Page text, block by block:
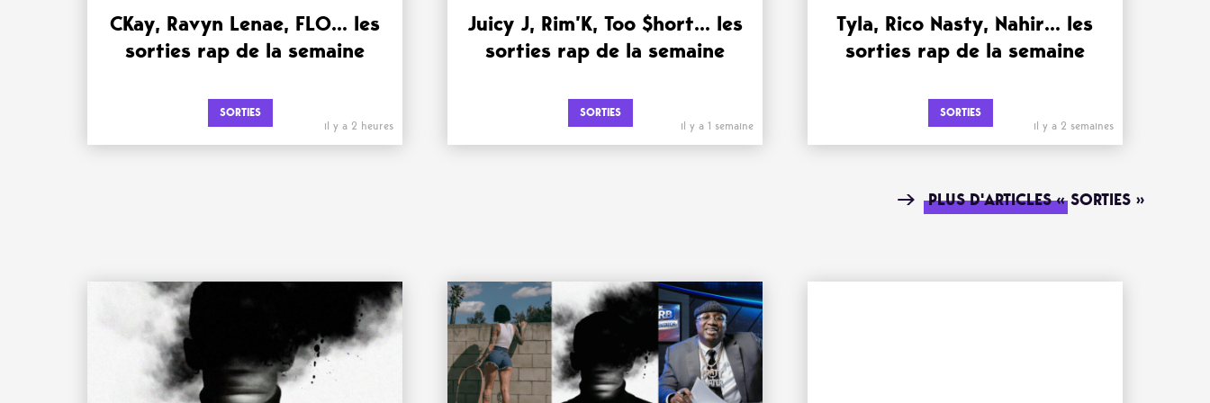
CKay, Ravyn Lenae, FLO… les
sorties rap de la semaine
SORTIES
il y a 2 heures
Juicy J, Rim’K, Too $hort… les
sorties rap de la semaine
SORTIES
il y a 1 semaine
Tyla, Rico Nasty, Nahir… les
sorties rap de la semaine
SORTIES
il y a 2 semaines
PLUS D'ARTICLES « SORTIES »